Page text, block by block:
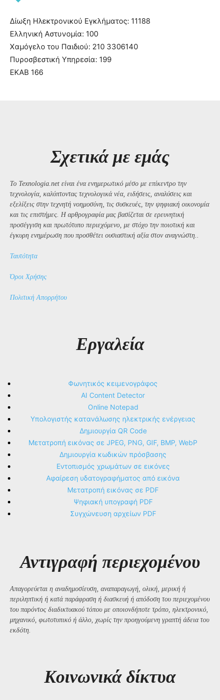
Δίωξη Ηλεκτρονικού Εγκλήματος: 11188
Ελληνική Αστυνομία: 100
Χαμόγελο του Παιδιού: 210 3306140
Πυροσβεστική Υπηρεσία: 199
ΕΚΑΒ 166
Σχετικά με εμάς
Το Texnologia.net είναι ένα ενημερωτικό μέσο με επίκεντρο την
τεχνολογία, καλύπτοντας τεχνολογικά νέα, ειδήσεις, αναλύσεις και
εξελίξεις στην τεχνητή νοημοσύνη, τις συσκευές, την ψηφιακή οικονομία
και τις επιστήμες. Η αρθρογραφία μας βασίζεται σε ερευνητική
προσέγγιση και πρωτότυπο περιεχόμενο, με στόχο την ποιοτική και
έγκυρη ενημέρωση που προσθέτει ουσιαστική αξία στον αναγνώστη..
Ταυτότητα
Όροι Χρήσης
Πολιτική Απορρήτου
Εργαλεία
Φωνητικός κειμενογράφος
AI Content Detector
Online Notepad
Υπολογιστής κατανάλωσης ηλεκτρικής ενέργειας
Δημιουργία QR Code
Μετατροπή εικόνας σε JPEG, PNG, GIF, BMP, WebP
Δημιουργία κωδικών πρόσβασης
Εντοπισμός χρωμάτων σε εικόνες
Αφαίρεση υδατογραφήματος από εικόνα
Μετατροπή εικόνας σε PDF
Ψηφιακή υπογραφή PDF
Συγχώνευση αρχείων PDF
Αντιγραφή περιεχομένου
Απαγορεύεται η αναδημοσίευση, αναπαραγωγή, ολική, μερική ή
περιληπτική ή κατά παράφραση ή διασκευή ή απόδοση του περιεχομένου
του παρόντος διαδικτυακού τόπου με οποιονδήποτε τρόπο, ηλεκτρονικό,
μηχανικό, φωτοτυπικό ή άλλο, χωρίς την προηγούμενη γραπτή άδεια του
εκδότη.
Kοινωνικά δίκτυα